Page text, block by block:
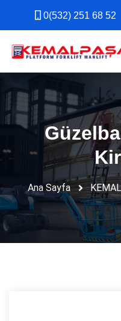
0(532) 251 68 52
0(532) 251 68 52
Ana Sayfa